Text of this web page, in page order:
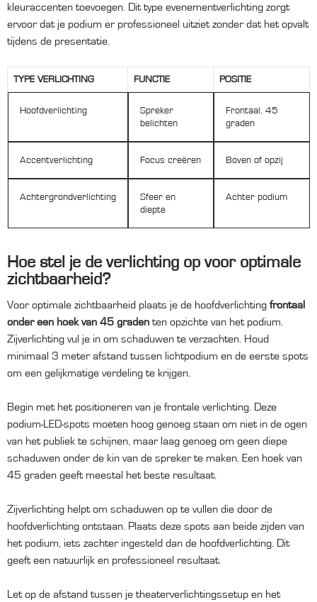
kleuraccenten toevoegen. Dit type evenementverlichting zorgt
ervoor dat je podium er professioneel uitziet zonder dat het opvalt
tijdens de presentatie.
TYPE VERLICHTING FUNCTIE POSITIE
Hoofdverlichting
Spreker
belichten
Frontaal, 45
graden
Accentverlichting Focus creëren Boven of opzij
Achtergrondverlichting
Sfeer en
diepte
Achter podium
Hoe stel je de verlichting op voor optimale
zichtbaarheid?
Voor optimale zichtbaarheid plaats je de hoofdverlichting frontaal
onder een hoek van 45 graden ten opzichte van het podium.
Zijverlichting vul je in om schaduwen te verzachten. Houd
minimaal 3 meter afstand tussen lichtpodium en de eerste spots
om een gelijkmatige verdeling te krijgen.
Begin met het positioneren van je frontale verlichting. Deze
podium-LED-spots moeten hoog genoeg staan om niet in de ogen
van het publiek te schijnen, maar laag genoeg om geen diepe
schaduwen onder de kin van de spreker te maken. Een hoek van
45 graden geeft meestal het beste resultaat.
Zijverlichting helpt om schaduwen op te vullen die door de
hoofdverlichting ontstaan. Plaats deze spots aan beide zijden van
het podium, iets zachter ingesteld dan de hoofdverlichting. Dit
geeft een natuurlijk en professioneel resultaat.
Let op de afstand tussen je theaterverlichtingssetup en het